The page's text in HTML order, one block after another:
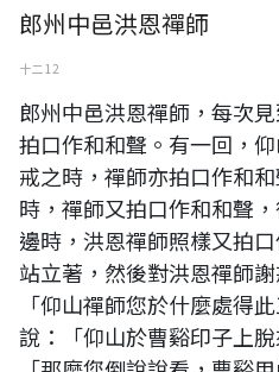
郎州中邑洪恩禪師
十二 12
郎州中邑洪恩禪師，每次
拍口作和和聲。有一回，
戒之時，禪師亦拍口作和
時，禪師又拍口作和和聲
邊時，洪恩禪師照樣又拍
站立著，然後對洪恩禪師
「仰山禪師您於什麼處得
說：「仰山於曹谿印子上